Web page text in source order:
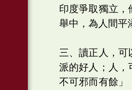
印度爭取獨立，
舉中，為人間平
三、讀正人，可
派的好人；人，
不可邪而有餘」